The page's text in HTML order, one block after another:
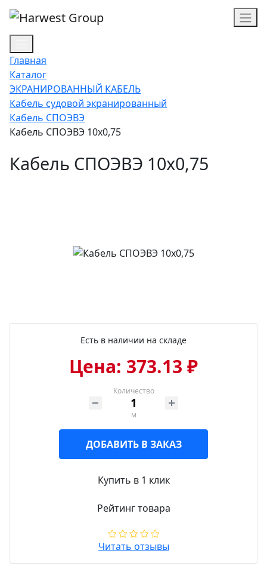
Главная
Каталог
ЭКРАНИРОВАННЫЙ КАБЕЛЬ
Кабель судовой экранированный
Кабель СПОЭВЭ
Кабель СПОЭВЭ 10х0,75
Кабель СПОЭВЭ 10х0,75
Есть в наличии на складе
Цена: 373.13 ₽
Количество
м
ДОБАВИТЬ В ЗАКАЗ
Купить в 1 клик
Рейтинг товара
Читать отзывы